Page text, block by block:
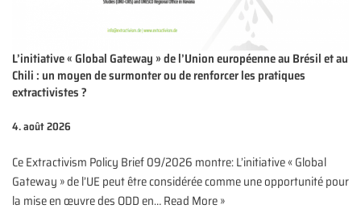
L’initiative « Global Gateway » de l’Union européenne au Brésil et au
Chili : un moyen de surmonter ou de renforcer les pratiques
extractivistes ?
4. août 2026
Ce Extractivism Policy Brief 09/2026 montre: L’initiative « Global
Gateway » de l’UE peut être considérée comme une opportunité pour
la mise en œuvre des ODD en…Read More »